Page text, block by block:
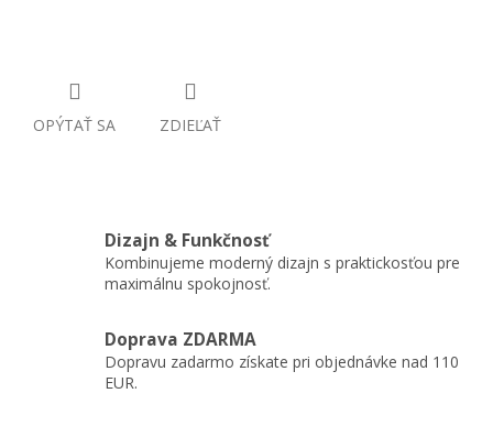
OPÝTAŤ SA ZDIEĽAŤ
Dizajn & Funkčnosť
Kombinujeme moderný dizajn s praktickosťou pre
maximálnu spokojnosť.
Doprava ZDARMA
Dopravu zadarmo získate pri objednávke nad 110
EUR.